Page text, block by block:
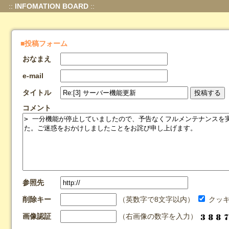
:: INFOMATION BOARD ::
■投稿フォーム
おなまえ
e-mail
タイトル
コメント
参照先
削除キー （英数字で8文字以内） クッ
画像認証 （右画像の数字を入力）